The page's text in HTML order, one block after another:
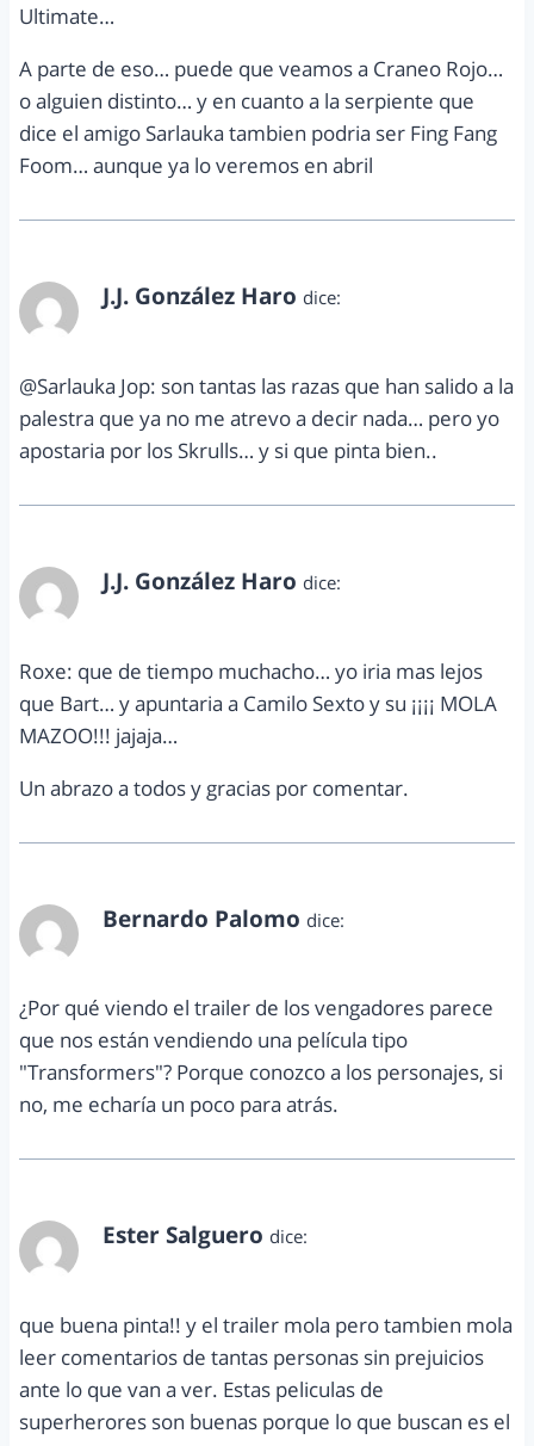
Ultimate…
A parte de eso… puede que veamos a Craneo Rojo…
o alguien distinto… y en cuanto a la serpiente que
dice el amigo Sarlauka tambien podria ser Fing Fang
Foom… aunque ya lo veremos en abril
J.J. González Haro dice:
@Sarlauka Jop: son tantas las razas que han salido a la
palestra que ya no me atrevo a decir nada… pero yo
apostaria por los Skrulls… y si que pinta bien..
J.J. González Haro dice:
Roxe: que de tiempo muchacho… yo iria mas lejos
que Bart… y apuntaria a Camilo Sexto y su ¡¡¡¡ MOLA
MAZOO!!! jajaja…
Un abrazo a todos y gracias por comentar.
Bernardo Palomo dice:
¿Por qué viendo el trailer de los vengadores parece
que nos están vendiendo una película tipo
"Transformers"? Porque conozco a los personajes, si
no, me echaría un poco para atrás.
Ester Salguero dice:
que buena pinta!! y el trailer mola pero tambien mola
leer comentarios de tantas personas sin prejuicios
ante lo que van a ver. Estas peliculas de
superherores son buenas porque lo que buscan es el